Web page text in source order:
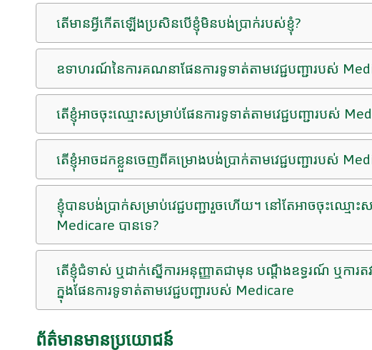
តើមានអ្វីកើតឡើងប្រសិនបើខ្ញុំមិនបង់ប្រាក់របស់ខ្ញុំ?
ឧទាហរណ៍នៃការគណនាផែនការទូទាត់តាមវេជ្ជបញ្ជារបស់
តើខ្ញុំអាចចុះឈ្មោះសម្រាប់ផែនការទូទាត់តាមវេជ្ជបញ្ជារបស់
តើខ្ញុំអាចដកខ្លួនចេញពីគម្រោងបង់ប្រាក់តាមវេជ្ជបញ្ជារបស់
ខ្ញុំបានបង់ប្រាក់សម្រាប់វេជ្ជបញ្ជារួចហើយ។ នៅតែអាចចុះឈ្មោះស
Medicare បានទេ?
តើខ្ញុំជំទាស់ ឬដាក់ស្នើការអនុញ្ញាតជាមុន បណ្តឹងឧទ្ធរណ៍ ឬកា
ក្នុងផែនការទូទាត់តាមវេជ្ជបញ្ជារបស់ Medicare
ព័ត៌មានមានប្រយោជន៍